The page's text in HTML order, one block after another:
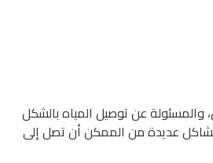
عن توصيل المياه بالشكل
عديدة من الممكن أن تصل إلى